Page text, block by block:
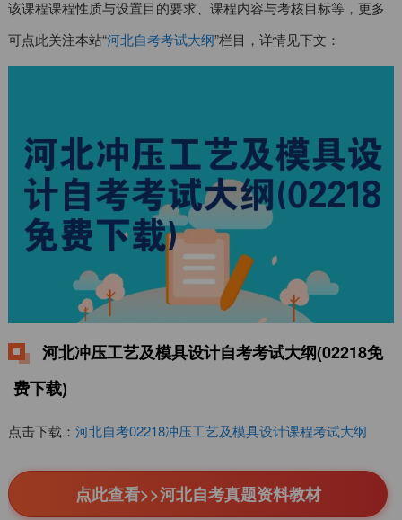
该课程课程性质与设置目的要求、课程内容与考核目标等，更多
可点此关注本站“河北自考考试大纲”栏目，详情见下文：
河北冲压工艺及模具设计自考考试大纲(02218免
费下载)
点击下载： 河北自考02218冲压工艺及模具设计课程考试大纲
点此查看>>河北自考真题资料教材